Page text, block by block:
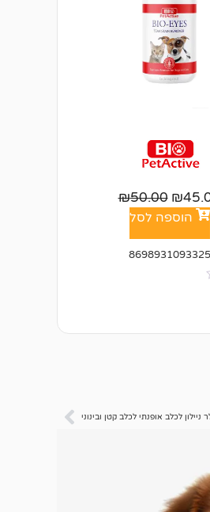
₪
₪50.00
הוספה לסל
8698931093325
ניילון לכלב אופנתי לכלב קטן ובינוני